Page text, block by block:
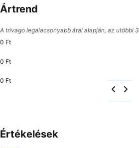
Ártrend
A trivago legalacsonyabb árai alapján, az utóbbi
0 Ft
0 Ft
0 Ft
Értékelések